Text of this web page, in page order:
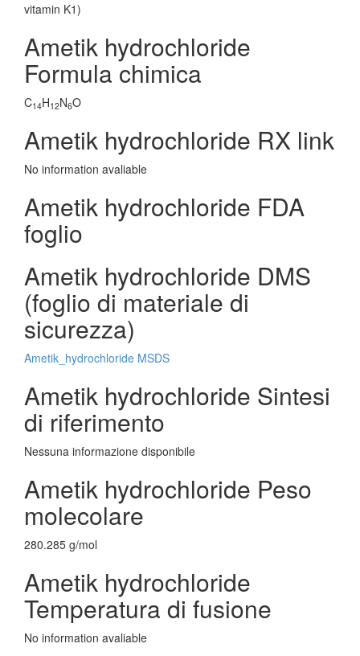
vitamin K1)
Ametik hydrochloride
Formula chimica
C14H12N6O
Ametik hydrochloride RX link
No information avaliable
Ametik hydrochloride FDA
foglio
Ametik hydrochloride DMS
(foglio di materiale di
sicurezza)
Ametik_hydrochloride MSDS
Ametik hydrochloride Sintesi
di riferimento
Nessuna informazione disponibile
Ametik hydrochloride Peso
molecolare
280.285 g/mol
Ametik hydrochloride
Temperatura di fusione
No information avaliable